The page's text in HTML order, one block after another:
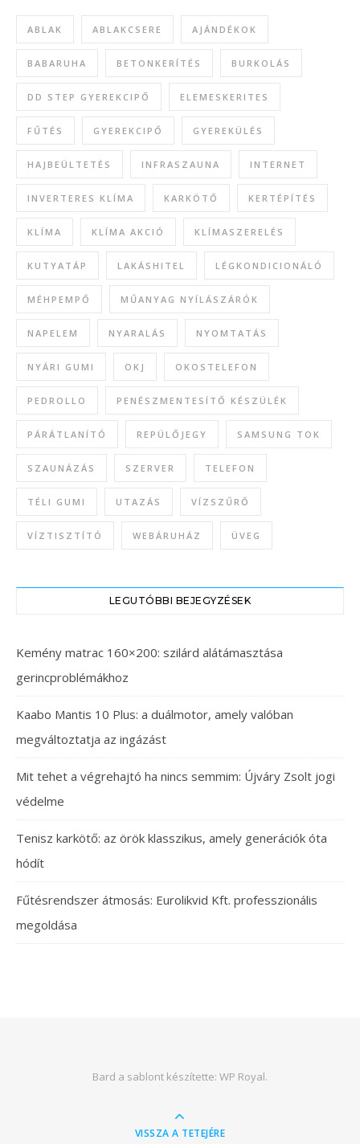
ABLAK ABLAKCSERE AJÁNDÉKOK
BABARUHA BETONKERÍTÉS BURKOLÁS
DD STEP GYEREKCIPŐ ELEMESKERITES
FŰTÉS GYEREKCIPŐ GYEREKÜLÉS
HAJBEÜLTETÉS INFRASZAUNA INTERNET
INVERTERES KLÍMA KARKÖTŐ KERTÉPÍTÉS
KLÍMA KLÍMA AKCIÓ KLÍMASZERELÉS
KUTYATÁP LAKÁSHITEL LÉGKONDICIONÁLÓ
MÉHPEMPŐ MŰANYAG NYÍLÁSZÁRÓK
NAPELEM NYARALÁS NYOMTATÁS
NYÁRI GUMI OKJ OKOSTELEFON
PEDROLLO PENÉSZMENTESÍTŐ KÉSZÜLÉK
PÁRÁTLANÍTÓ REPÜLŐJEGY SAMSUNG TOK
SZAUNÁZÁS SZERVER TELEFON
TÉLI GUMI UTAZÁS VÍZSZŰRŐ
VÍZTISZTÍTÓ WEBÁRUHÁZ ÜVEG
LEGUTÓBBI BEJEGYZÉSEK
Kemény matrac 160×200: szilárd alátámasztása
gerincproblémákhoz
Kaabo Mantis 10 Plus: a duálmotor, amely valóban
megváltoztatja az ingázást
Mit tehet a végrehajtó ha nincs semmim: Újváry Zsolt jogi
védelme
Tenisz karkötő: az örök klasszikus, amely generációk óta
hódít
Fűtésrendszer átmosás: Eurolikvid Kft. professzionális
megoldása
Bard a sablont készítette: WP Royal.
VISSZA A TETEJÉRE